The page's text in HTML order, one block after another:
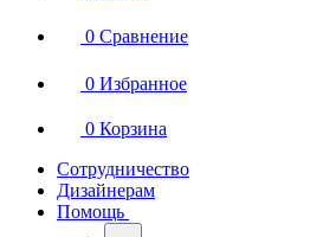
0 Сравнение
0 Избранное
0 Корзина
Сотрудничество
Дизайнерам
Помощь